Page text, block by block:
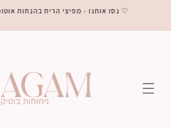
Skip to♡ נסו אותנו - מפיצי הריח בהנחות